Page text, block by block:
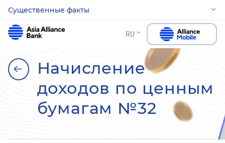
Существенные факты
RU
Начисление
доходов по ценным
бумагам №32